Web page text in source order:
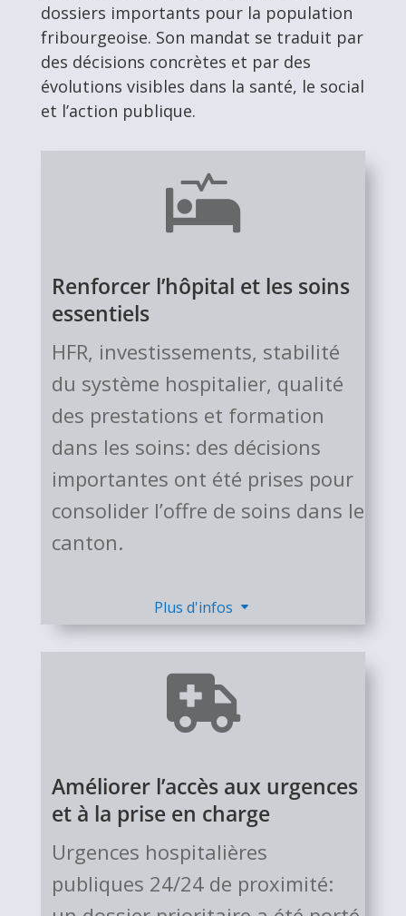
dossiers importants pour la population
fribourgeoise. Son mandat se traduit par
des décisions concrètes et par des
évolutions visibles dans la santé, le social
et l’action publique.

Renforcer l’hôpital et les soins
essentiels
HFR, inves­tis­se­ments, stabilité
du système hos­pi­talier, qualité
des pres­ta­tions et for­ma­tion
dans les soins: des décisions
impor­tan­tes ont été prises pour
con­so­lider l’offre de soins dans le
canton.
Plus d'infos

Améliorer l’accès aux urgences
et à la prise en charge
Urgences hos­pi­ta­lières
publiques 24/24 de pro­xi­mité: